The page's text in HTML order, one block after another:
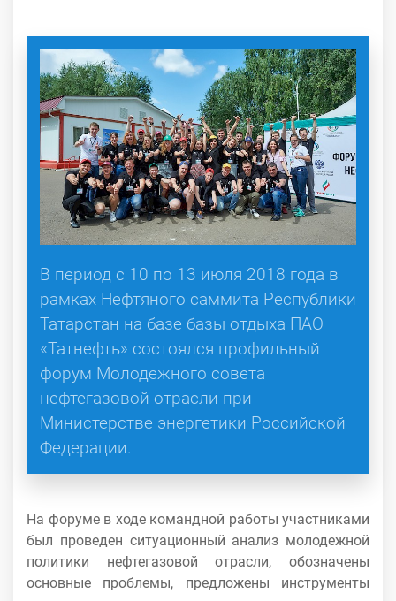
В период с 10 по 13 июля 2018 года в
рамках Нефтяного саммита Республики
Татарстан на базе базы отдыха ПАО
«Татнефть» состоялся профильный
форум Молодежного совета
нефтегазовой отрасли при
Министерстве энергетики Российской
Федерации.
На форуме в ходе командной работы участниками
был проведен ситуационный анализ молодежной
политики нефтегазовой отрасли, обозначены
основные проблемы, предложены инструменты